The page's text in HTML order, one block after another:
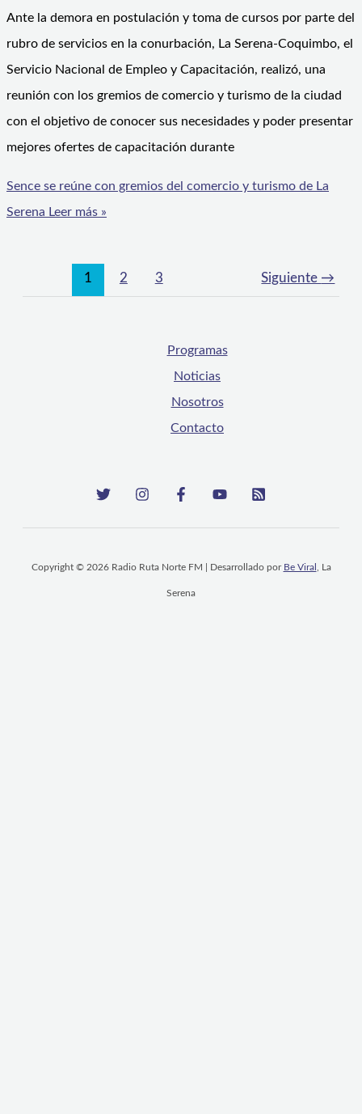
Ante la demora en postulación y toma de cursos por parte del
rubro de servicios en la conurbación, La Serena-Coquimbo, el
Servicio Nacional de Empleo y Capacitación, realizó, una
reunión con los gremios de comercio y turismo de la ciudad
con el objetivo de conocer sus necesidades y poder presentar
mejores ofertes de capacitación durante
Sence se reúne con gremios del comercio y turismo de La
Serena Leer más »
1 2 3 Siguiente →
Programas
Noticias
Nosotros
Contacto
Copyright © 2026 Radio Ruta Norte FM | Desarrollado por Be Viral , La
Serena